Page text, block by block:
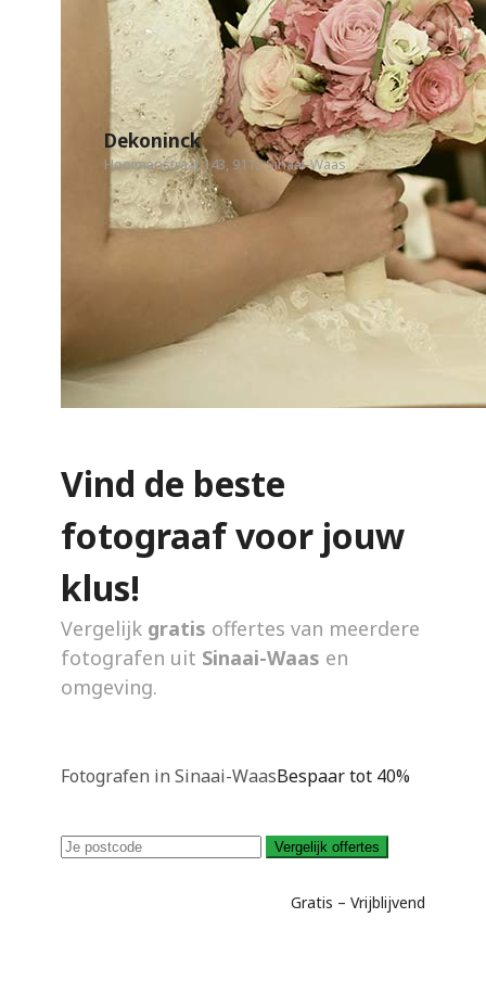
Dekoninck
Hooimanstraat 143, 9112 Sinaai-Waas
Vind de beste
fotograaf voor jouw
klus!
Vergelijk gratis offertes van meerdere
fotografen uit Sinaai-Waas en
omgeving.
Fotografen in Sinaai-WaasBespaar tot 40%
Vergelijk offertes
Gratis – Vrijblijvend